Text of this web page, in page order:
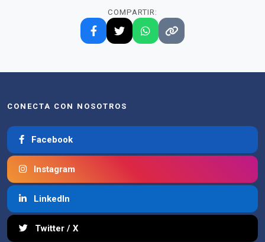
COMPARTIR:
CONECTA CON NOSOTROS
Facebook
Instagram
LinkedIn
Twitter / X